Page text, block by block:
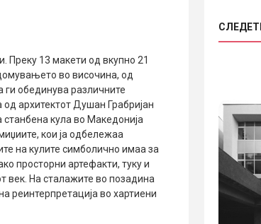
Преку 13 макети од вкупно 21
во височина, од
обединува различните
архитектот Душан Грабријан
кула во Македонија
кои ја одбележаа
на кулите симболично имаа за
просторни артефакти, туку и
век. На сталажите во позадина
реинтерпретација во хартиени